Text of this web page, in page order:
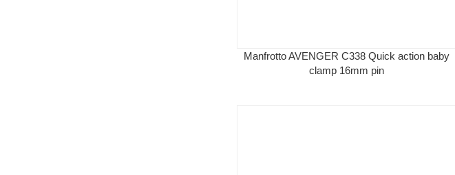
Manfrotto AVENGER C338 Quick action baby
clamp 16mm pin